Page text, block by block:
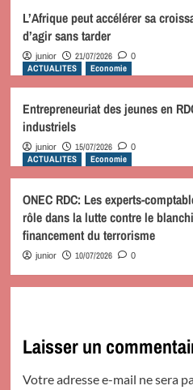
L’Afrique peut accélérer sa
d’agir sans tarder
junior 21/07/2026 0
ACTUALITES Economie
Entrepreneuriat des jeunes en
industriels
junior 15/07/2026 0
ACTUALITES Economie
ONEC RDC: Les experts-
rôle dans la lutte contre le
financement du terrorisme
junior 10/07/2026 0
Laisser un
Votre adresse e-mail ne sera